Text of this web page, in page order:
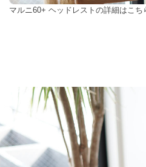
マルニ60+ ヘッドレストの詳細はこち